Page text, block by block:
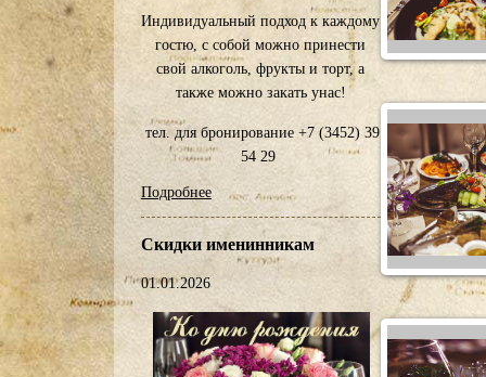
Индивидуальный подход к каждому
гостю, с собой можно принести
свой алкоголь, фрукты и торт, а
также можно закать унас!
тел. для бронирование +7 (3452) 39
54 29
Подробнее
Скидки именинникам
01.01.2026